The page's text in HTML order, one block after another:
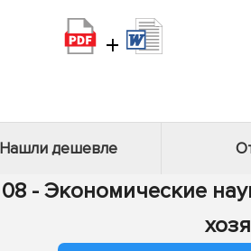
+
Нашли дешевле
08 - Экономические